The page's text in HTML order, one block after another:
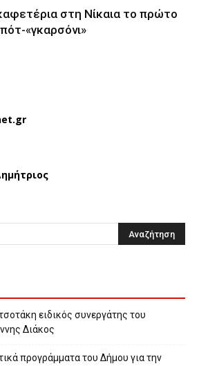
στη Νίκαια το πρώτο
«γκαρσόνι»
ειδικός συνεργάτης του
Διάκος
προγράμματα του Δήμου για την